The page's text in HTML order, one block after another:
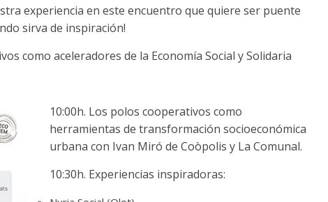
experiencia en este encuentro que quiere ser puente
sirva de inspiración!
como aceleradores de la Economía Social y Solidaria
10:00h. Los polos cooperativos como
herramientas de transformación socioeconómica
urbana con Ivan Miró de Coòpolis y La Comunal.
10:30h. Experiencias inspiradoras: